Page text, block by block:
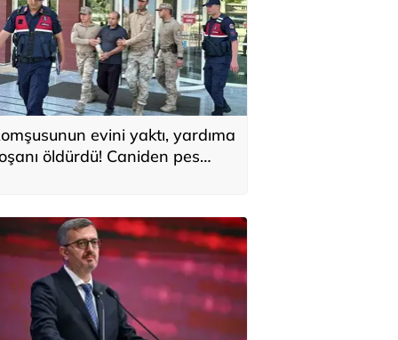
evini yaktı, yardıma
öldürdü! Caniden pes